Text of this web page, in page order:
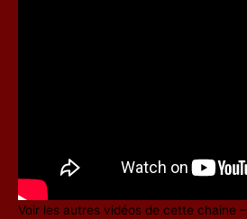
Voir les autres vidéos de cette chaine –